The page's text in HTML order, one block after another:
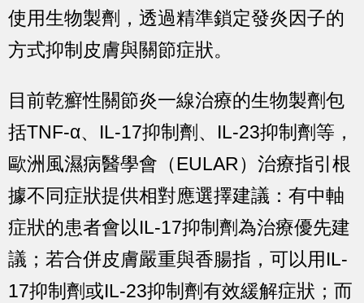
使用生物製劑，透過精準鎖定發炎因子的
方式抑制皮膚與關節症狀。
目前乾癬性關節炎一線治療的生物製劑包
括TNF-α、IL-17抑制劑、IL-23抑制劑等，
歐洲風濕病醫學會（EULAR）治療指引根
據不同症狀提供相對應選擇建議：有中軸
症狀的患者會以IL-17抑制劑為治療優先建
議；若合併皮膚嚴重與香腸指，可以用IL-
17抑制劑或IL-23抑制劑有效緩解症狀；而